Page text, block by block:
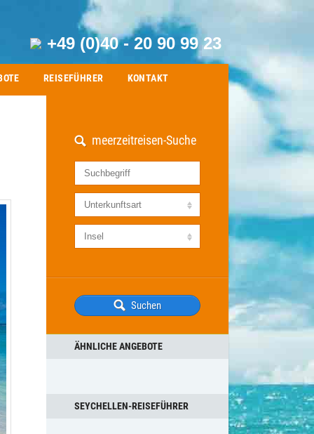
+49 (0)40 - 20 90 99 23
REISEFÜHRER KONTAKT
meerzeitreisen-Suche
ÄHNLICHE ANGEBOTE
SEYCHELLEN-REISEFÜHRER